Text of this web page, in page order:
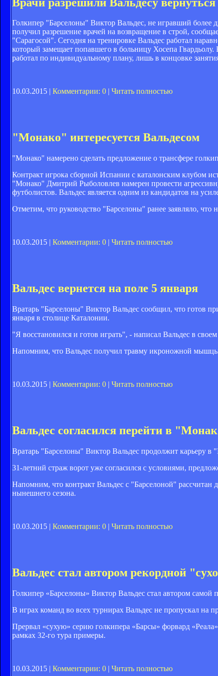
Голкипер "Барселоны" Виктор Вальдес, не игравший более
получил разрешение врачей на возвращение в строй,
"Сарагосой". Сегодня на тренировке Вальдес работал
который замещает попавшего в больницу Хосепа
работал по индивидуальному плану, лишь в концовке
10.03.2015 | Комментарии: 0 Читать полностью
"Монако" интересуется Вальдесом
"Монако" намерено сделать предложение о трансфере
Контракт игрока сборной Испании с каталонским клубом
"Монако" Дмитрий Рыболовлев намерен провести
футболистов. Вальдес является одним из кандидатов на
Отметим, что руководство "Барселоны" ранее заявляло, что
10.03.2015 | Комментарии: 0 | Читать полностью
Вальдес вернется на поле 5 января
Вратарь "Барселоны" Виктор Вальдес сообщил, что готов
января в столице Каталонии.
"Я восстановился и готов играть", - написал Вальдес в своем
Напомним, что Вальдес получил травму икроножной
10.03.2015 | Комментарии: 0 | Читать полностью
Вальдес согласился перейти в
Вратарь "Барселоны" Виктор Вальдес продолжит карьеру в
31-летний страж ворот уже согласился с условиями,
Напомним, что контракт Вальдес с "Барселоной" рассчитан
нынешнего сезона.
10.03.2015 | Комментарии: 0 | Читать полностью
Вальдес стал автором рекордной
Голкипер «Барселоны» Виктор Вальдес стал автором
В играх команд во всех турнирах Вальдес не пропускал на
Прервал «сухую» серию голкипера «Барсы» форвард
рамках 32-го тура примеры.
10.03.2015 | Комментарии: 0 | Читать полностью